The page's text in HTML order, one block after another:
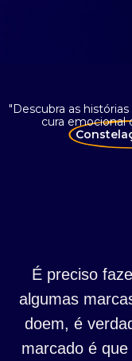
"Descubra as
cura emocional
É preciso
algumas
doem, é
marcado é